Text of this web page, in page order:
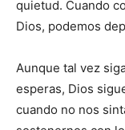
quietud. Cuando
Dios, podemos
Aunque tal vez
esperas, Dios
cuando no nos